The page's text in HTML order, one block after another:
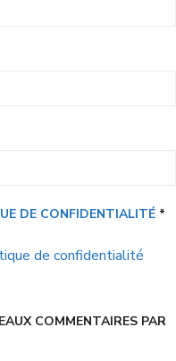
DE CONFIDENTIALITÉ *
de confidentialité
COMMENTAIRES PAR